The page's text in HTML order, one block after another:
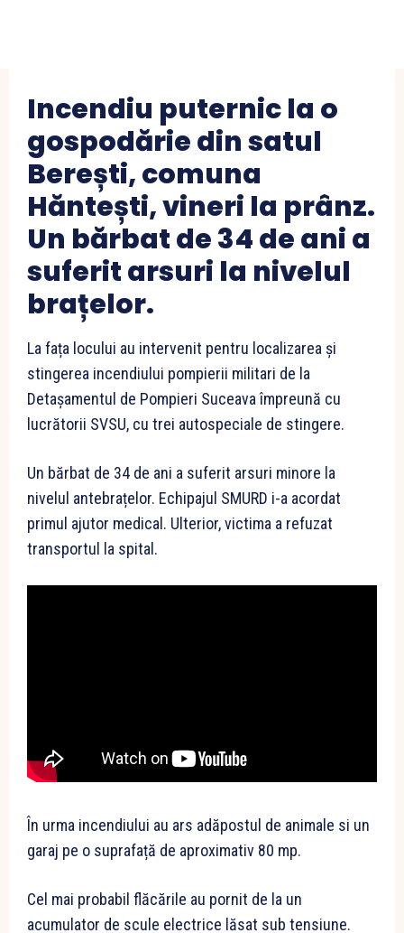
Incendiu puternic la o
gospodărie din satul
Berești, comuna
Hăntești, vineri la prânz.
Un bărbat de 34 de ani a
suferit arsuri la nivelul
brațelor.
La fața locului au intervenit pentru localizarea și
stingerea incendiului pompierii militari de la
Detașamentul de Pompieri Suceava împreună cu
lucrătorii SVSU, cu trei autospeciale de stingere.
Un bărbat de 34 de ani a suferit arsuri minore la
nivelul antebrațelor. Echipajul SMURD i-a acordat
primul ajutor medical. Ulterior, victima a refuzat
transportul la spital.
În urma incendiului au ars adăpostul de animale si un
garaj pe o suprafață de aproximativ 80 mp.
Cel mai probabil flăcările au pornit de la un
acumulator de scule electrice lăsat sub tensiune.